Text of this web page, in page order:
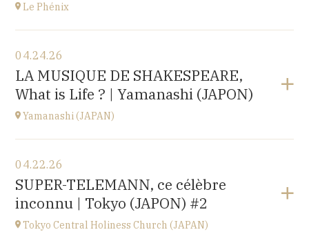
Le Phénix
Le Phénix, Grand Théâtre, scène nationale (59)
Boulevard Harpignies, 59301 Valenciennes
at19H00
Go to site
04.24.26
LA MUSIQUE DE SHAKESPEARE,
What is Life ? | Yamanashi (JAPON)
Yamanashi (JAPAN)
Yamanashi (JAPAN)
Kofu-City
at19H30
Go to site
04.22.26
SUPER-TELEMANN, ce célèbre
inconnu | Tokyo (JAPON) #2
Tokyo Central Holiness Church (JAPAN)